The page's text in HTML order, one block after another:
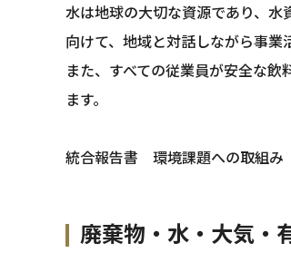
水は地球の大切な資源であり、水
向けて、地域と対話しながら事業
また、すべての従業員が安全な
ます。
統合報告書 環境課題への取組み
廃棄物・水・大気・